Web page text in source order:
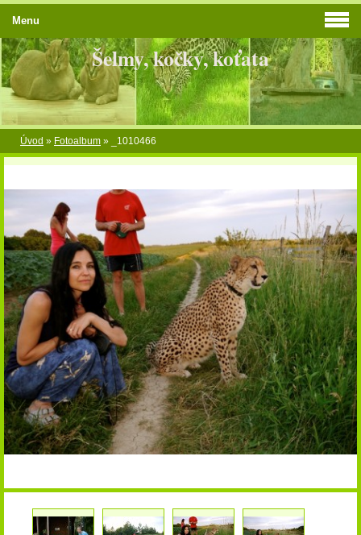
Šelmy, kočky, koťata
Úvod » Fotoalbum » _1010466
Menu